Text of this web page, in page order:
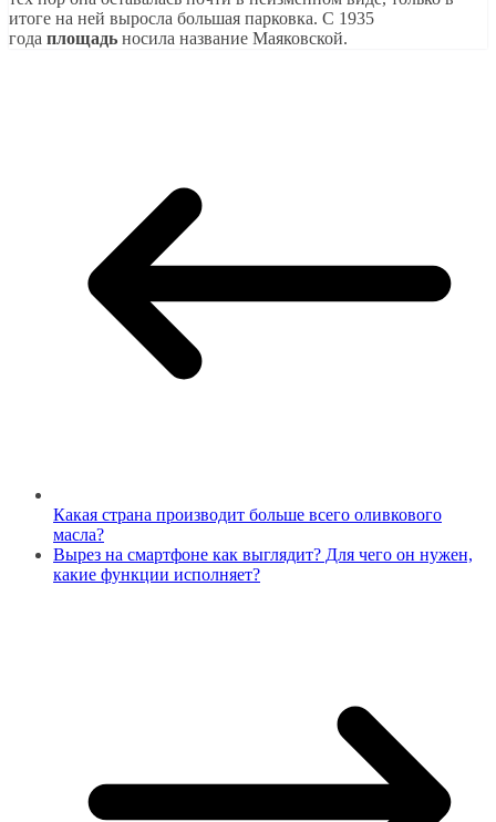
итоге на ней выросла большая парковка. С 1935
года площадь носила название Маяковской.
Какая страна производит больше всего оливкового
масла?
Вырез на смартфоне как выглядит? Для чего он нужен,
какие функции исполняет?